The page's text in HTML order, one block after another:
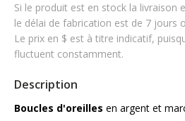
Si le produit est en stock la livraison
le délai de fabrication est de 7 jours
Le prix en $ est à titre indicatif,
fluctuent constamment.
Description
Boucles d'oreilles en argent et